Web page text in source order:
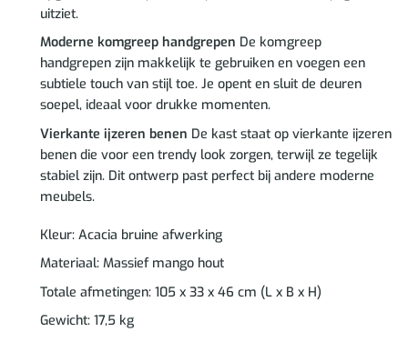
uitziet.
Moderne komgreep handgrepen De komgreep
handgrepen zijn makkelijk te gebruiken en voegen een
subtiele touch van stijl toe. Je opent en sluit de deuren
soepel, ideaal voor drukke momenten.
Vierkante ijzeren benen De kast staat op vierkante ijzeren
benen die voor een trendy look zorgen, terwijl ze tegelijk
stabiel zijn. Dit ontwerp past perfect bij andere moderne
meubels.
Kleur: Acacia bruine afwerking
Materiaal: Massief mango hout
Totale afmetingen: 105 x 33 x 46 cm (L x B x H)
Gewicht: 17,5 kg